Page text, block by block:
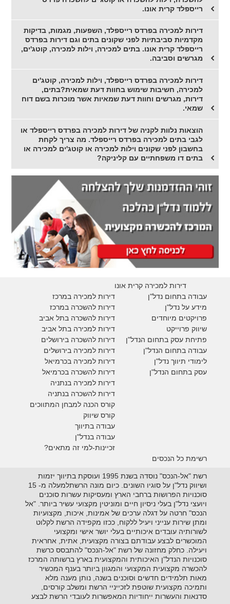
רייספלד קרית אונו.
דירות למכירה בפרדס רייספלד, השפעות, מגמות, בדיקות
מקדמיות סביבתיות לפני שקונים בתים וגם דירות בפרדס
רייספלד קרית אונו. בתים למכירה, וילות למכירה, קוטג'ים,
מגרשים וסביבה.
דירות למכירה בפרדס רייספלד, וילות למכירה, קוטג'ים
למכירה, חשיבות שימוש בחוות דעת שמאית?בתים,
דירות, מגרשים וחוות דעת שמאיות אשר מוכרות בשם דוח
שמאי.
הוצאות נלוות לקניה של דירות למכירה בפרדס רייספלד או
לגבי בתים למכירה בפרדס רייספלד. מה צריך לקחת
בחשבון לפני שקונים וילות למכירה או קוטג'ים למכירה או
בתים דו משפחתיים עם קליניקה?
דירות למכירה קרית אונו
דירות למכירה במרכז
דירות להשכרה במרכז
דירות להשכרה בתל אביב
דירות למכירה בתל אביב
דירות להשכרה בירושלים
דירות למכירה בירושלים
דירות למכירה בכרמיאל
דירות להשכרה בכרמיאל
דירות למכירה בנתניה
דירות להשכרה בנתניה
קורס הכנה למבחן המתווכים
קורס שיווק
עבודה בתיווך
עבודה בנדל"ן
זכיינות-למי זה מתאים?
עבודה בתחום נדל"ן
מידע על נדל"ן
פרויקטים מיוחדים
שיווק פרוייקט
פתיחת עסק בתחום הנדל"ן
עבודה בתחום הנדל"ן
לימודי תיווך נדל"ן
עסק בתחום הנדל"ן
רשימת כל הנכסים
רשת "אל-הנכס" נוסדה בשנת 1995 ועוסקת בתיווך יזמות
ושיווק נדל"ן על סוגיו השונים. כיום מונה הרשתלמעלה מ- 15
סוכנויות הפרושות ברחבי הארץ ומעסיקות עשרות סוכנים
ויועצי נדל"ן בעלי ניסיון חיים ומוניטין מקצועי עשיר ביותר. "אל
הנכס" חרטה על דגלה ערכים של אמינות, איכות, מקצועיות
ומתן שירות ענייני ויעיל ללקוח, ככזו מקפידה הרשת לקלוט
לשורותיה עובדים איכותיים בעלי יושר אישי ומקצועי
המוכשרים לבצע עבודתם בצורה מקצועית, אתית, אחראית
ויעילה. כחלק מחזונה של רשת "אל-הנכס" להתבסס כרשת
סוכנויות הנדל"ן האיכותית והמקצועית בארץ ברשותה המרכז
להכשרה מקצועית המקצועי והמגוון ביותר בענף המכשיר
מאות תלמידים חדשים וסוכנים בשנה, נותן מענה מלא
ותמיכה מקצועית שוטפת לזכייניי הרשת ומשלב קורסים,
סדנאות והעשרות ייחודיות המאפשרות לעובדי הרשת לבצע